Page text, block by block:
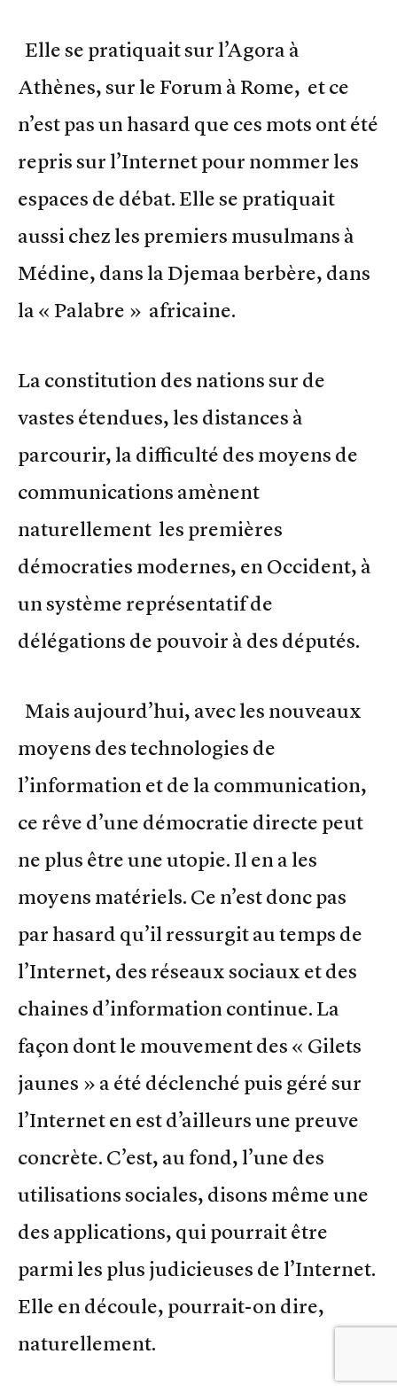
Elle se pratiquait sur l’Agora à
Athènes, sur le Forum à Rome, et ce
n’est pas un hasard que ces mots ont été
repris sur l’Internet pour nommer les
espaces de débat. Elle se pratiquait
aussi chez les premiers musulmans à
Médine, dans la Djemaa berbère, dans
la « Palabre » africaine.
La constitution des nations sur de
vastes étendues, les distances à
parcourir, la difficulté des moyens de
communications amènent
naturellement les premières
démocraties modernes, en Occident, à
un système représentatif de
délégations de pouvoir à des députés.
Mais aujourd’hui, avec les nouveaux
moyens des technologies de
l’information et de la communication,
ce rêve d’une démocratie directe peut
ne plus être une utopie. Il en a les
moyens matériels. Ce n’est donc pas
par hasard qu’il ressurgit au temps de
l’Internet, des réseaux sociaux et des
chaines d’information continue. La
façon dont le mouvement des « Gilets
jaunes » a été déclenché puis géré sur
l’Internet en est d’ailleurs une preuve
concrète. C’est, au fond, l’une des
utilisations sociales, disons même une
des applications, qui pourrait être
parmi les plus judicieuses de l’Internet.
Elle en découle, pourrait-on dire,
naturellement.